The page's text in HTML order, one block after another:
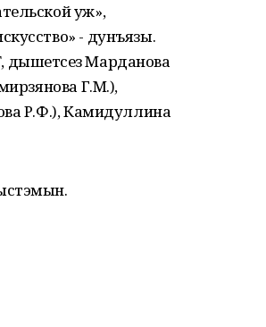
уж»,
- дунъязы.
Марданова
Г.М.),
Р.Ф.), Камидуллина